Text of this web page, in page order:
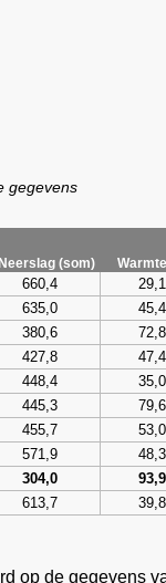
gegevens
Neerslag (som)
660,4 29,1
635,0 45,4
380,6 72,8
427,8 47,4
448,4 35,0
445,3 79,6
455,7 53,0
571,9 48,3
304,0 93,9
613,7 39,8
op de gegevens